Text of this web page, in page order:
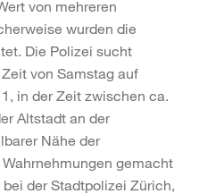
von mehreren
wurden die
Die Polizei sucht
von Samstag auf
in der Zeit zwischen ca.
Altstadt an der
Nähe der
gemacht
der Stadtpolizei Zürich,